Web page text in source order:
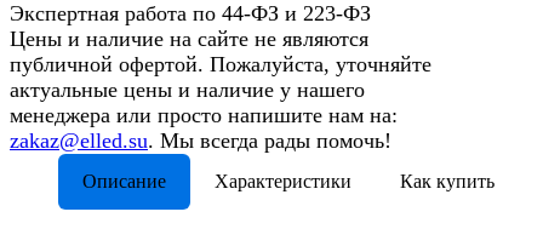
Экспертная работа по 44-ФЗ и 223-ФЗ
Цены и наличие на сайте не являются
публичной офертой. Пожалуйста, уточняйте
актуальные цены и наличие у нашего
менеджера или просто напишите нам на:
zakaz@elled.su. Мы всегда рады помочь!
Описание Характеристики Как купить